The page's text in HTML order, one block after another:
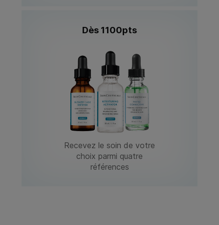
Dès 1100pts
Recevez le soin de votre
choix parmi quatre
références